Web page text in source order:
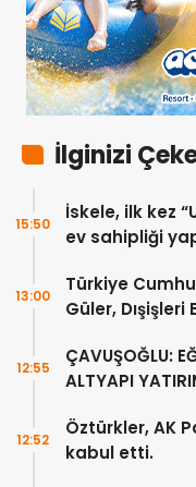
İlginizi
İskele, ilk kez
ev sahipliği
15:50
Türkiye
Güler,
13:00
ÇAVUŞOĞLU:
ALTYAPI
12:55
Öztürkler, AK
kabul etti.
12:52